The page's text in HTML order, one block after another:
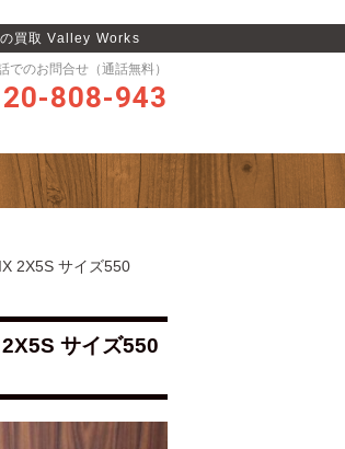
買取 Valley Works
でのお問合せ（通話無料）
808-943
2X5S サイズ550
サイズ550